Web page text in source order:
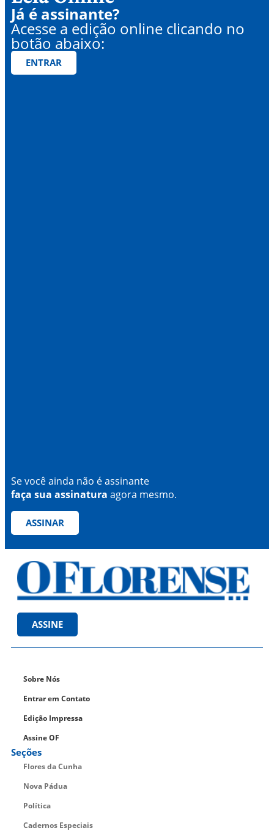
Já é assinante?
Acesse a edição online clicando no
botão abaixo:
ENTRAR
Se você ainda não é assinante
faça sua assinatura agora mesmo.
ASSINAR
ASSINE
Sobre Nós
Entrar em Contato
Edição Impressa
Assine OF
Seções
Flores da Cunha
Nova Pádua
Política
Cadernos Especiais